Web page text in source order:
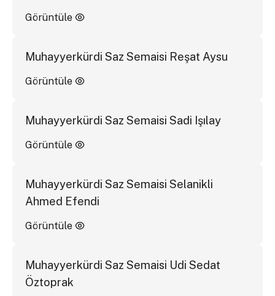
Görüntüle
Muhayyerkürdi Saz Semaisi Reşat Aysu
Görüntüle
Muhayyerkürdi Saz Semaisi Sadi Işılay
Görüntüle
Muhayyerkürdi Saz Semaisi Selanikli
Ahmed Efendi
Görüntüle
Muhayyerkürdi Saz Semaisi Udi Sedat
Öztoprak